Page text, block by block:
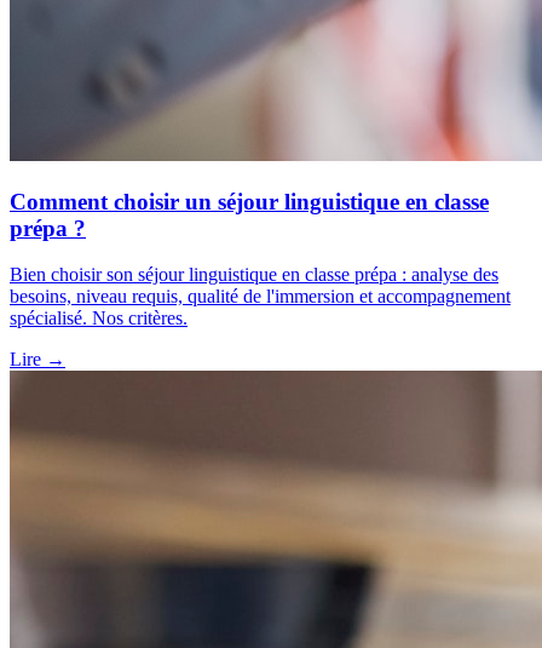
Comment choisir un séjour linguistique en classe
prépa ?
Bien choisir son séjour linguistique en classe prépa : analyse des
besoins, niveau requis, qualité de l'immersion et accompagnement
spécialisé. Nos critères.
Lire →